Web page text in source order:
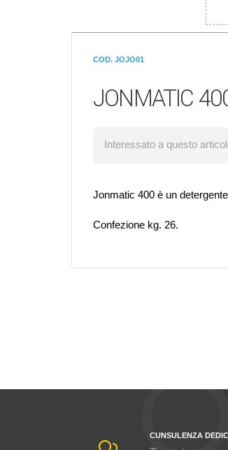
COD. JOJO01
JONMATIC
Interessato a questo
Jonmatic 400 è un
Confezione kg. 26.
CUNSULENZA